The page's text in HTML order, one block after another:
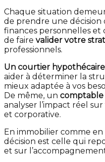
Chaque situation
de prendre une décision
finances personnelles et
de faire valider votre
professionnels.
Un courtier hypothécaire
aider à déterminer la
mieux adaptée à vos
De même, un comptable
analyser l’impact réel
et corporative.
En immobilier comme
décision est celle qui
et sur